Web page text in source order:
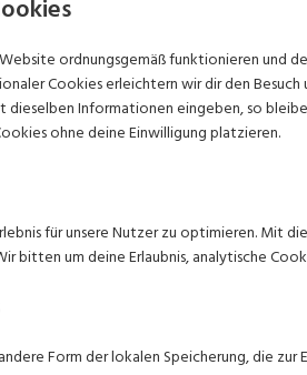
ordnungsgemäß funktionieren und
Cookies erleichtern wir dir den
Informationen eingeben, so
ohne deine Einwilligung platzieren.
für unsere Nutzer zu optimieren. Mit
bitten um deine Erlaubnis, analytische
Form der lokalen Speicherung, die zur